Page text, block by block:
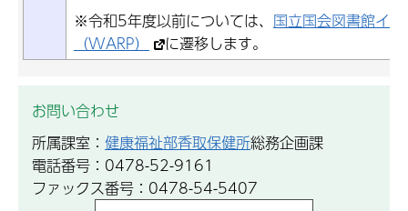
※令和5年度以前については、 国立国会図書館イ
（WARP）
に遷移します。
お問い合わせ
所属課室： 健康福祉部香取保健所総務企画課
電話番号：0478-52-9161
ファックス番号：0478-54-5407